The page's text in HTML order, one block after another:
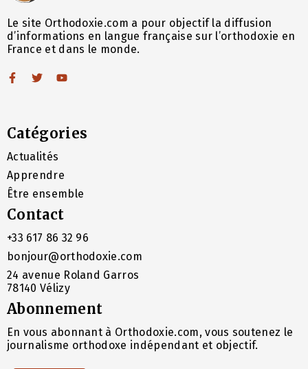
Le site Orthodoxie.com a pour objectif la diffusion
d’informations en langue française sur l’orthodoxie en
France et dans le monde.
Catégories
Actualités
Apprendre
Être ensemble
Contact
+33 617 86 32 96
bonjour@orthodoxie.com
24 avenue Roland Garros
78140 Vélizy
Abonnement
En vous abonnant à Orthodoxie.com, vous soutenez le
journalisme orthodoxe indépendant et objectif.